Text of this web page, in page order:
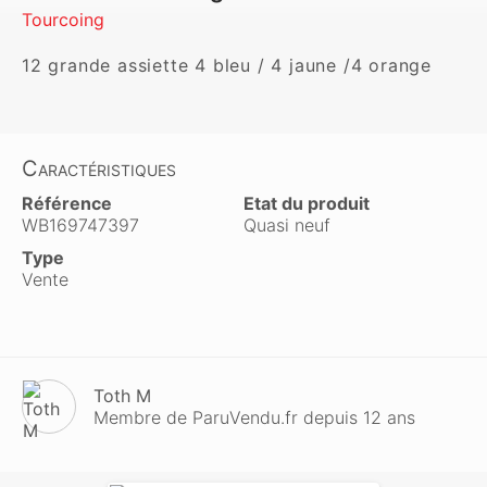
Tourcoing
12 grande assiette 4 bleu / 4 jaune /4 orange
Caractéristiques
Référence
WB169747397
Etat du produit
Quasi neuf
Type
Vente
Toth M
Membre de ParuVendu.fr depuis 12 ans